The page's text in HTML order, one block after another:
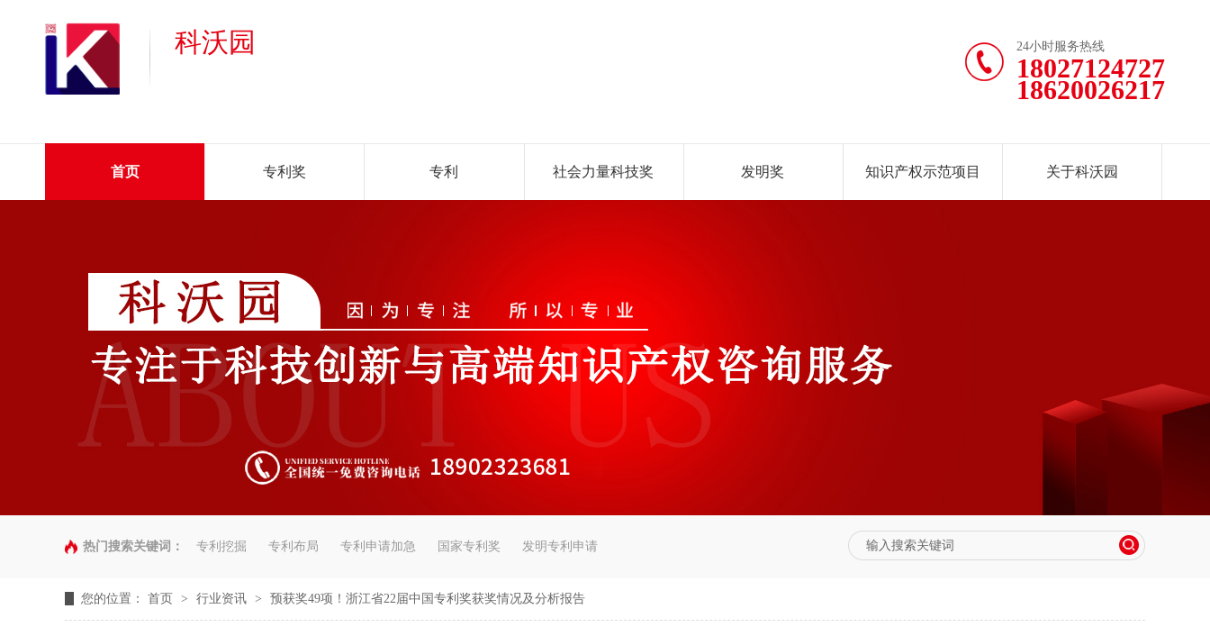
24小时服务热线
18027124727
18620026217
科沃园
首页 专利奖 专利 社会力量科技奖 发明奖 知识产权示范项目 关于科沃园
热门搜索关键词： 专利挖掘 专利布局 专利申请加急 国家专利奖 发明专利申请
您的位置： 首页 > 行业资讯 > 预获奖49项！浙江省22届中国专利奖获奖情况及分析报告